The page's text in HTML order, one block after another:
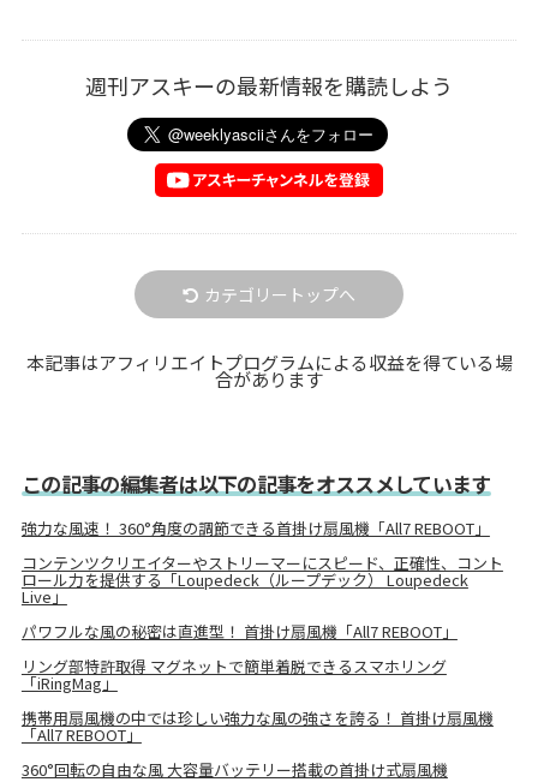
週刊アスキーの最新情報を購読しよう
カテゴリートップへ
本記事はアフィリエイトプログラムによる収益を得ている場
合があります
この記事の編集者は以下の記事をオススメしています
強力な風速！ 360°角度の調節できる首掛け扇風機「All7 REBOOT」
コンテンツクリエイターやストリーマーにスピード、正確性、コント
ロール力を提供する「Loupedeck（ループデック） Loupedeck
Live」
パワフルな風の秘密は直進型！ 首掛け扇風機「All7 REBOOT」
リング部特許取得 マグネットで簡単着脱できるスマホリング
「iRingMag」
携帯用扇風機の中では珍しい強力な風の強さを誇る！ 首掛け扇風機
「All7 REBOOT」
360°回転の自由な風 大容量バッテリー搭載の首掛け式扇風機